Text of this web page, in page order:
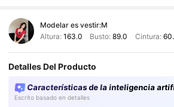
Modelar es vestir:M
Altura: 163.0 Busto:89.0 Cintura:
Detalles Del Producto
Características de la inteligencia
Escrito basado en detalles